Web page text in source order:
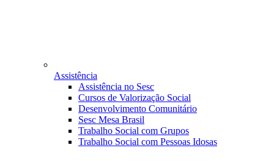
Assistência
Assistência no Sesc
Cursos de Valorização Social
Desenvolvimento Comunitário
Sesc Mesa Brasil
Trabalho Social com Grupos
Trabalho Social com Pessoas Idosas